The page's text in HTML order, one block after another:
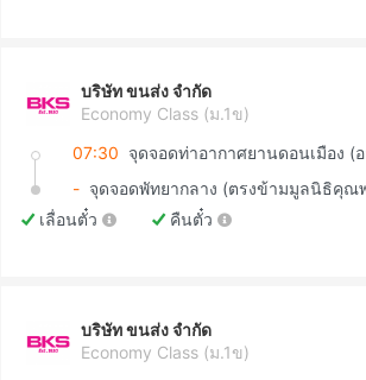
บริษัท ขนส่ง จำกัด
Economy Class (ม.1ข)
07:30
- จุดจอดพัทยากลาง (ตรงข้ามมูลนิธิคุณ
เลื่อนตั๋ว
คืนตั๋ว
บริษัท ขนส่ง จำกัด
Economy Class (ม.1ข)